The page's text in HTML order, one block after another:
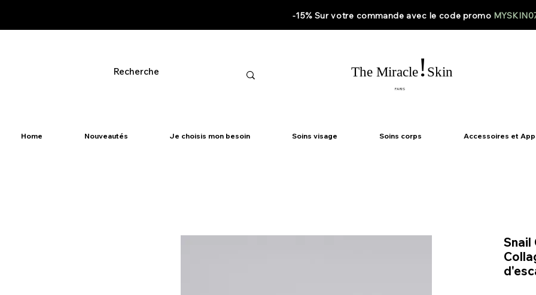
-15% Sur votre commande avec le code promo
The Miracle ! Skin
PARIS
Home Nouveautés Je choisis mon besoin Soins visage Soins corps Accessoires et
Snail